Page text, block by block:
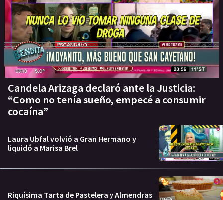
Candela Arizaga declaró ante la Justicia:
“Como no tenía sueño, empecé a consumir
cocaína”
Laura Ubfal volvió a Gran Hermano y
liquidó a Marisa Brel
Riquísima Tarta de Pastelera y Almendras